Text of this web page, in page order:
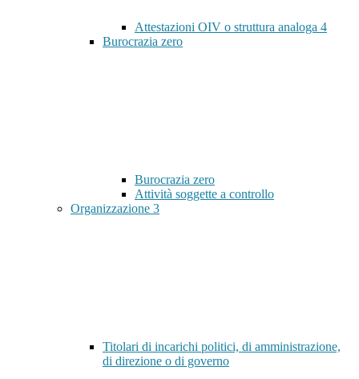
Attestazioni OIV o struttura analoga 4
Burocrazia zero
Burocrazia zero
Attività soggette a controllo
Organizzazione 3
Titolari di incarichi politici, di amministrazione,
di direzione o di governo